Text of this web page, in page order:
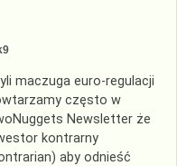
maczuga euro-regulacji
często w
Newsletter że
kontrarny
aby odnieść